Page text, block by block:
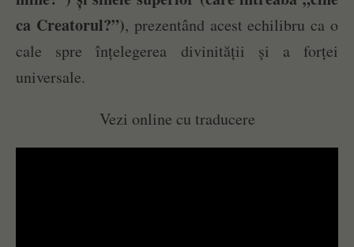
ca Creatorul?”), prezentând acest echilibru ca o
cale spre înțelegerea divinității și a forței
universale.
Vezi online cu traducere